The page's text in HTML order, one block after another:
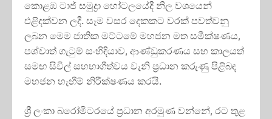
කොළඹ ටාජ් සමුද්‍රා හෝටලයේදී නිල වශයෙන්
එළිදක්වන ලදී. සෑම වසර දෙකකට වරක් පවත්වනු
ලබන මෙම ජාතික මට්ටමේ මහජන මත සමීක්ෂණය,
පශ්චාත් ගැටුම් සංහිඳියාව, ආණ්ඩුකරණය සහ කාලයත්
සමඟ සිවිල් සහභාගීත්වය වැනි ප්‍රධාන කරුණු පිළිබඳ
මහජන හැඟීම් නිරීක්ෂණය කරයි.
ශ්‍රී ලංකා බරෝමිටරයේ ප්‍රධාන අරමුණ වන්නේ, රට තුළ